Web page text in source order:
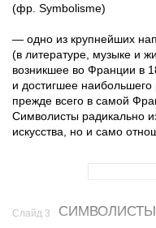
(фр. Symbolisme)
— одно из крупнейших
(в литературе, музыке и
возникшее во Франции в
и достигшее наибольшего
прежде всего в самой
Символисты радикально
искусства, но и само
Слайд 3